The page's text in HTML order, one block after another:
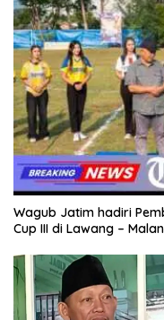
Wagub Jatim hadiri
Cup III di Lawang –